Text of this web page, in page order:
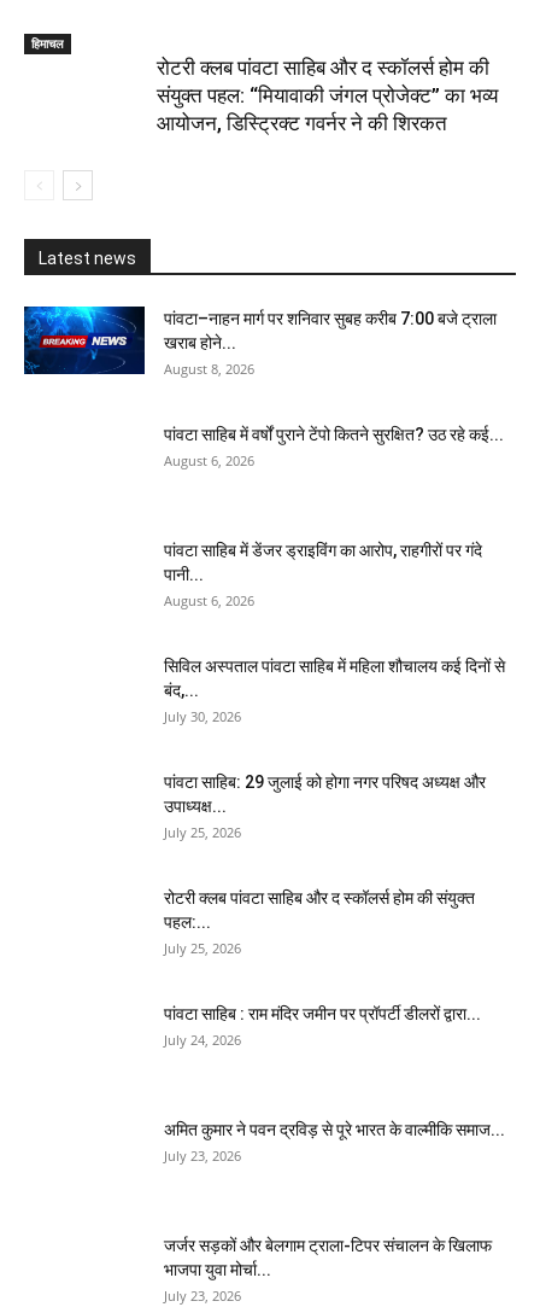
हिमाचल
​रोटरी क्लब पांवटा साहिब और द स्कॉलर्स होम की
संयुक्त पहल: “मियावाकी जंगल प्रोजेक्ट” का भव्य
आयोजन, डिस्ट्रिक्ट गवर्नर ने की शिरकत
Latest news
पांवटा–नाहन मार्ग पर शनिवार सुबह करीब 7:00 बजे ट्राला
खराब होने...
August 8, 2026
पांवटा साहिब में वर्षों पुराने टेंपो कितने सुरक्षित? उठ रहे कई...
August 6, 2026
पांवटा साहिब में डेंजर ड्राइविंग का आरोप, राहगीरों पर गंदे
पानी...
August 6, 2026
सिविल अस्पताल पांवटा साहिब में महिला शौचालय कई दिनों से
बंद,...
July 30, 2026
पांवटा साहिब: 29 जुलाई को होगा नगर परिषद अध्यक्ष और
उपाध्यक्ष...
July 25, 2026
​रोटरी क्लब पांवटा साहिब और द स्कॉलर्स होम की संयुक्त
पहल:...
July 25, 2026
पांवटा साहिब : राम मंदिर जमीन पर प्रॉपर्टी डीलरों द्वारा...
July 24, 2026
अमित कुमार ने पवन द्रविड़ से पूरे भारत के वाल्मीकि समाज...
July 23, 2026
जर्जर सड़कों और बेलगाम ट्राला-टिपर संचालन के खिलाफ
भाजपा युवा मोर्चा...
July 23, 2026